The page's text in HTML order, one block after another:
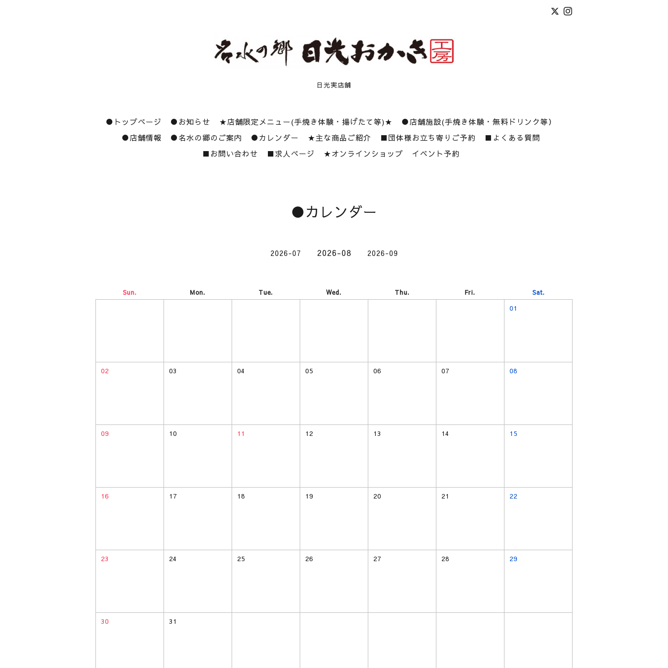
日光実店舗
●トップページ ●お知らせ ★店舗限定メニュー(手焼き体験・揚げたて等)★
●店舗施設(手焼き体験・無料ドリンク等）
●店舗情報
●名水の郷のご案内 ●カレンダー ★主な商品ご紹介 ■団体様お立ち寄りご予約
■よくある質問
■お問い合わせ
■求人ページ ★オンラインショップ イベント予約
●カレンダー
2026-07 2026-08 2026-09
Sun. Mon. Tue. Wed. Thu. Fri. Sat.
01
02 03 04 05 06 07 08
09 10 11 12 13 14 15
16 17 18 19 20 21 22
23 24 25 26 27 28 29
30 31